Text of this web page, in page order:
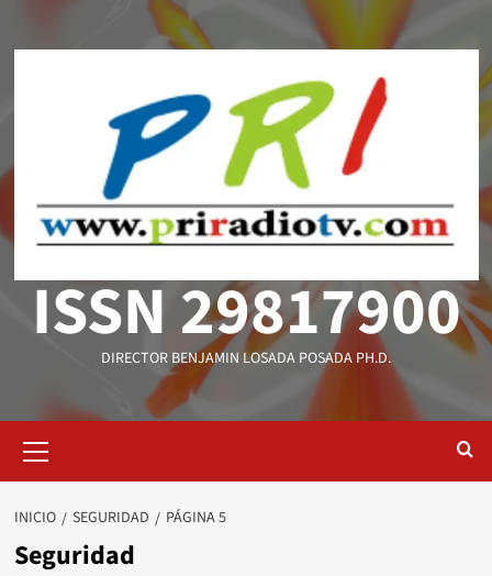
ISSN 29817900
DIRECTOR BENJAMIN LOSADA POSADA PH.D.
primario
INICIO SEGURIDAD PÁGINA 5
Seguridad